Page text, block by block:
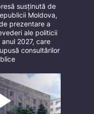
susținută de
Moldova,
prezentare a
ale politicii
2027, care
consultărilor